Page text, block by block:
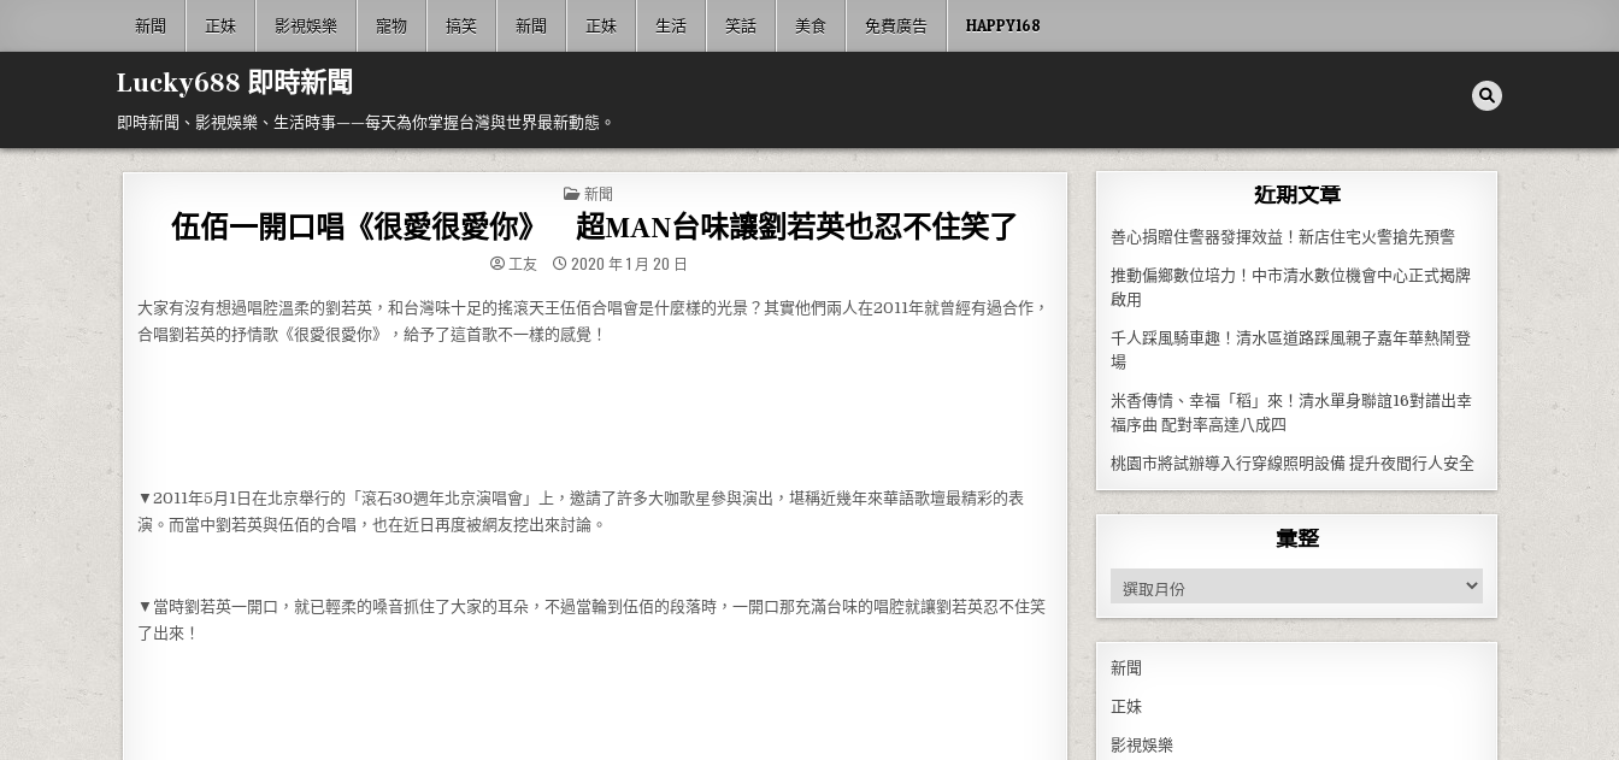
新聞 正妹 影視娛樂 寵物 搞笑 新聞 正妹 生活 笑話 美食 免費廣告 HAPPY168
Lucky688 即時新聞
即時新聞、影視娛樂、生活時事——每天為你掌握台灣與世界最新動態。
POSTED IN
新聞
伍佰一開口唱《很愛很愛你》 超MAN台味讓劉若英也忍不住笑了
工友 2020 年 1 月 20 日
大家有沒有想過唱腔溫柔的劉若英，和台灣味十足的搖滾天王伍佰合唱會是什麼樣的光景？其實他們兩人在2011年就曾經有過合作，
合唱劉若英的抒情歌《很愛很愛你》，給予了這首歌不一樣的感覺！
▼2011年5月1日在北京舉行的「滾石30週年北京演唱會」上，邀請了許多大咖歌星參與演出，堪稱近幾年來華語歌壇最精彩的表
演。而當中劉若英與伍佰的合唱，也在近日再度被網友挖出來討論。
▼當時劉若英一開口，就已輕柔的嗓音抓住了大家的耳朵，不過當輪到伍佰的段落時，一開口那充滿台味的唱腔就讓劉若英忍不住笑
了出來！
近期文章
善心捐贈住警器發揮效益！新店住宅火警搶先預警
推動偏鄉數位培力！中市清水數位機會中心正式揭牌
啟用
千人踩風騎車趣！清水區道路踩風親子嘉年華熱鬧登
場
米香傳情、幸福「稻」來！清水單身聯誼16對譜出幸
福序曲 配對率高達八成四
桃園市將試辦導入行穿線照明設備 提升夜間行人安全
彙整
彙整
新聞
正妹
影視娛樂